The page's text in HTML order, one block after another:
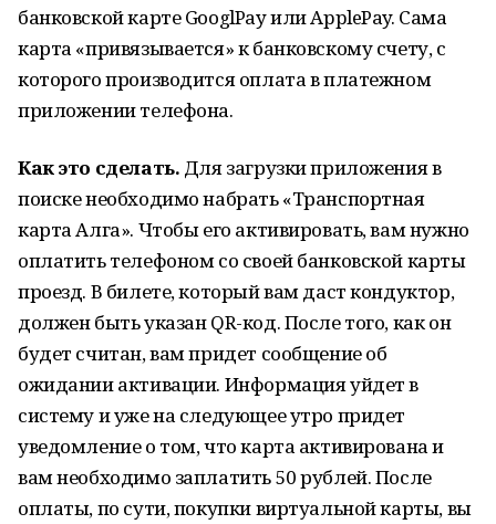
банковской карте GooglPay или ApplePay. Сама
карта «привязывается» к банковскому счету, с
которого производится оплата в платежном
приложении телефона.
Как это сделать. Для загрузки приложения в
поиске необходимо набрать «Транспортная
карта Алга». Чтобы его активировать, вам нужно
оплатить телефоном со своей банковской карты
проезд. В билете, который вам даст кондуктор,
должен быть указан QR-код. После того, как он
будет считан, вам придет сообщение об
ожидании активации. Информация уйдет в
систему и уже на следующее утро придет
уведомление о том, что карта активирована и
вам необходимо заплатить 50 рублей. После
оплаты, по сути, покупки виртуальной карты, вы